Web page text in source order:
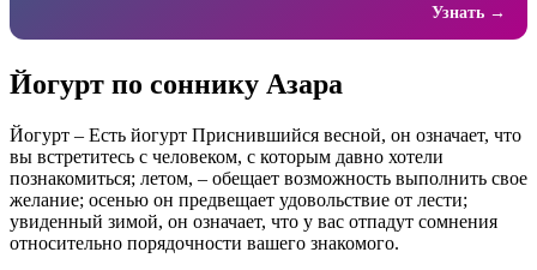
Узнать →
Йогурт по соннику Азара
Йогурт – Есть йогурт Приснившийся весной, он означает, что
вы встретитесь с человеком, с которым давно хотели
познакомиться; летом, – обещает возможность выполнить свое
желание; осенью он предвещает удовольствие от лести;
увиденный зимой, он означает, что у вас отпадут сомнения
относительно порядочности вашего знакомого.